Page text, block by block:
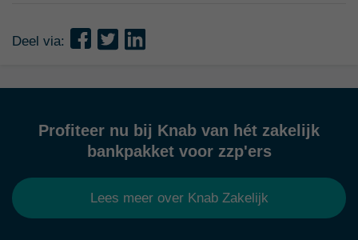
Deel via:
Profiteer nu bij Knab van hét zakelijk
bankpakket voor zzp'ers
Lees meer over Knab Zakelijk